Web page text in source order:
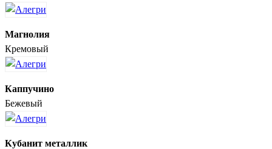
Магнолия
Кремовый
Каппучино
Бежевый
Кубанит металлик